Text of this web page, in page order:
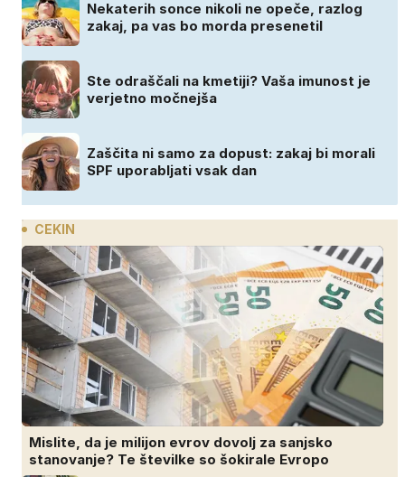
Nekaterih sonce nikoli ne opeče, razlog
zakaj, pa vas bo morda presenetil
Ste odraščali na kmetiji? Vaša imunost je
verjetno močnejša
Zaščita ni samo za dopust: zakaj bi morali
SPF uporabljati vsak dan
CEKIN
Mislite, da je milijon evrov dovolj za sanjsko
stanovanje? Te številke so šokirale Evropo